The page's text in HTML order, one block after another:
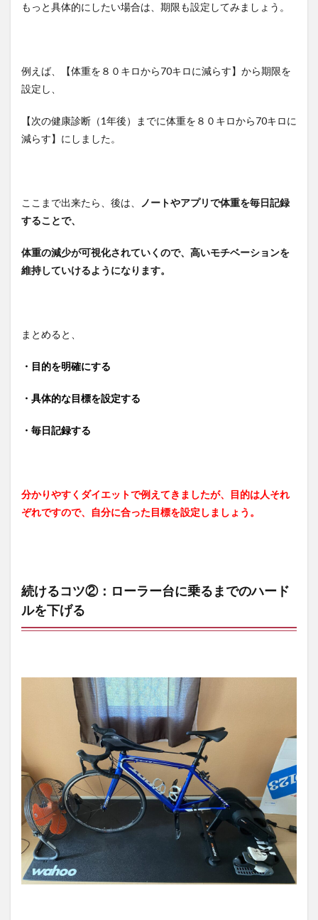
もっと具体的にしたい場合は、期限も設定してみましょう。
例えば、【体重を８０キロから70キロに減らす】から期限を
設定し、
【次の健康診断（1年後）までに体重を８０キロから70キロに
減らす】にしました。
ここまで出来たら、後は、
ノートやアプリで体重を毎日記録
することで、
体重の減少が可視化されていくので、高いモチベーションを
維持していけるようになります。
まとめると、
・目的を明確にする
・具体的な目標を設定する
・毎日記録する
分かりやすくダイエットで例えてきましたが、目的は人それ
ぞれですので、自分に合った目標を設定しましょう。
続けるコツ②：ローラー台に乗るまでのハード
ルを下げる